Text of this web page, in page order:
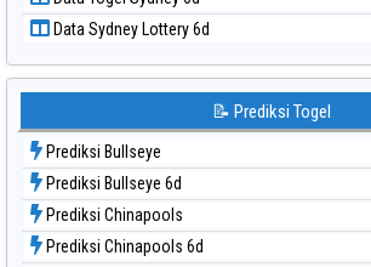
Data Togel Singapore
Data Togel Sydney
Data Togel Sydney Lottery
Data Togel Sydney Lottery 6d
Data Togel Sydney Lotto
Data Togel Sydney Pools 6d
Data Togel Taipei
Data Togel Taiwan
Data Sydney Lottery 6d
📝 Prediksi Togel
Prediksi Bullseye
Prediksi Bullseye 6d
Prediksi Chinapools
Prediksi Chinapools 6d